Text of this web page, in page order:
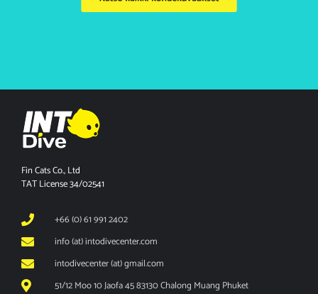
Fin Cats Co., Ltd
TAT License 34/02541
+66 (0) 61 991 2402
info (at) intodivecenter.com
intodivecenter (at) gmail.com
51/12 Moo 10 Jaofa 45 83130 Chalong Muang Phuket